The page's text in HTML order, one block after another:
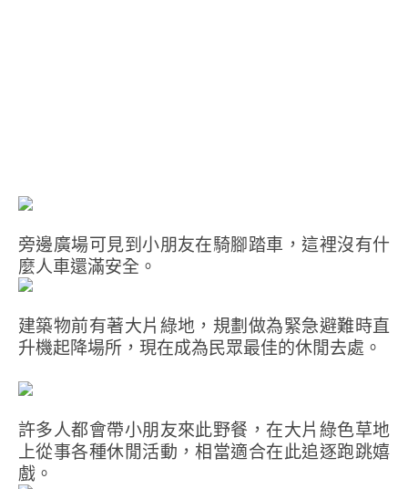
旁邊廣場可見到小朋友在騎腳踏車，這裡沒有什
麼人車還滿安全。
建築物前有著大片綠地，規劃做為緊急避難時直
升機起降場所，現在成為民眾最佳的休閒去處。
許多人都會帶小朋友來此野餐，在大片綠色草地
上從事各種休閒活動，相當適合在此追逐跑跳嬉
戲。